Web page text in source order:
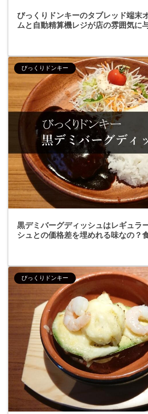
びっくりドンキーのタブレッド端末
ムと自動精算機レジが店の雰囲気に
びっくりドンキー
黒デミバーグディッシュはレギュラ
シュとの価格差を埋めれる味なの？
びっくりドンキー